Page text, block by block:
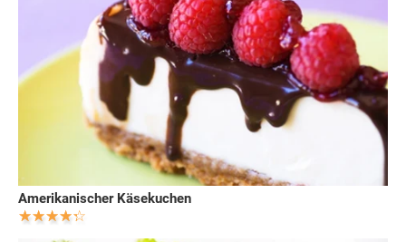
Amerikanischer Käsekuchen